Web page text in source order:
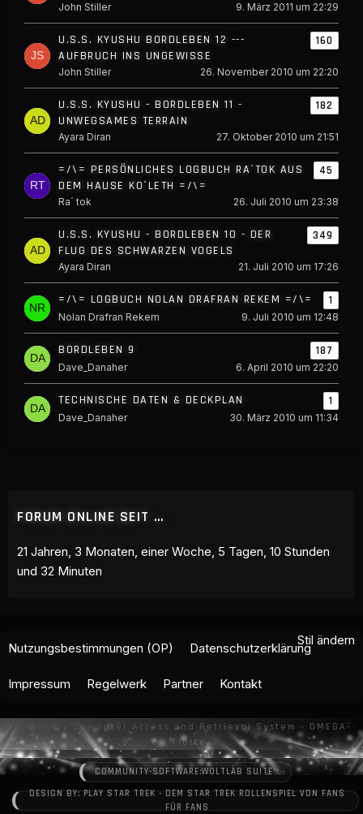
John Stiller 9. März 2011 um 22:29
U.S.S. KYUSHU BORDLEBEN 12 ---
AUFBRUCH INS UNGEWISSE
160
John Stiller 26. November 2010 um 22:20
U.S.S. KYUSHU - BORDLEBEN 11 -
UNWEGSAMES TERRAIN
182
Ayara Diran 27. Oktober 2010 um 21:51
=/\= PERSÖNLICHES LOGBUCH RA`TOK AUS
DEM HAUSE KO`LETH =/\=
45
Ra´ tok 26. Juli 2010 um 23:38
U.S.S. KYUSHU - BORDLEBEN 10 - DER
FLUG DES SCHWARZEN VOGELS
349
Ayara Diran 21. Juli 2010 um 17:26
=/\= LOGBUCH NOLAN DRAFRAN REKEM =/\= 1
Nolan Drafran Rekem 9. Juli 2010 um 12:48
BORDLEBEN 9 187
Dave_Danaher 6. April 2010 um 22:20
TECHNISCHE DATEN & DECKPLAN 1
Dave_Danaher 30. März 2010 um 11:34
FORUM ONLINE SEIT …
21 Jahren, 3 Monaten, einer Woche, 5 Tagen, 10 Stunden
und 32 Minuten
Stil ändern
Nutzungsbestimmungen (OP) Datenschutzerklärung
Impressum Regelwerk Partner Kontakt
COMMUNITY-SOFTWARE:WOLTLAB SUITE™
DESIGN BY: PLAY STAR TREK - DEM STAR TREK ROLLENSPIEL VON FANS
FÜR FANS